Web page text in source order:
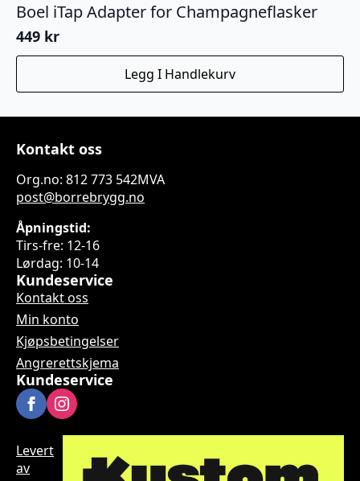
Boel iTap Adapter for Champagneflasker
449 kr
Legg I Handlekurv
Kontakt oss
Org.no: 812 773 542MVA
post@borrebrygg.no
Åpningstid:
Tirs-fre: 12-16
Lørdag: 10-14
Kundeservice
Kontakt oss
Min konto
Kjøpsbetingelser
Angrerettskjema
Kundeservice
Levert
av